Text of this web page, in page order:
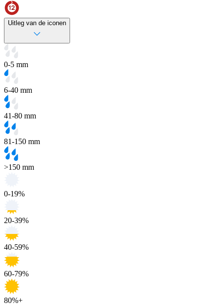
Uitleg van de iconen
0-5 mm
6-40 mm
41-80 mm
81-150 mm
>150 mm
0-19%
20-39%
40-59%
60-79%
80%+